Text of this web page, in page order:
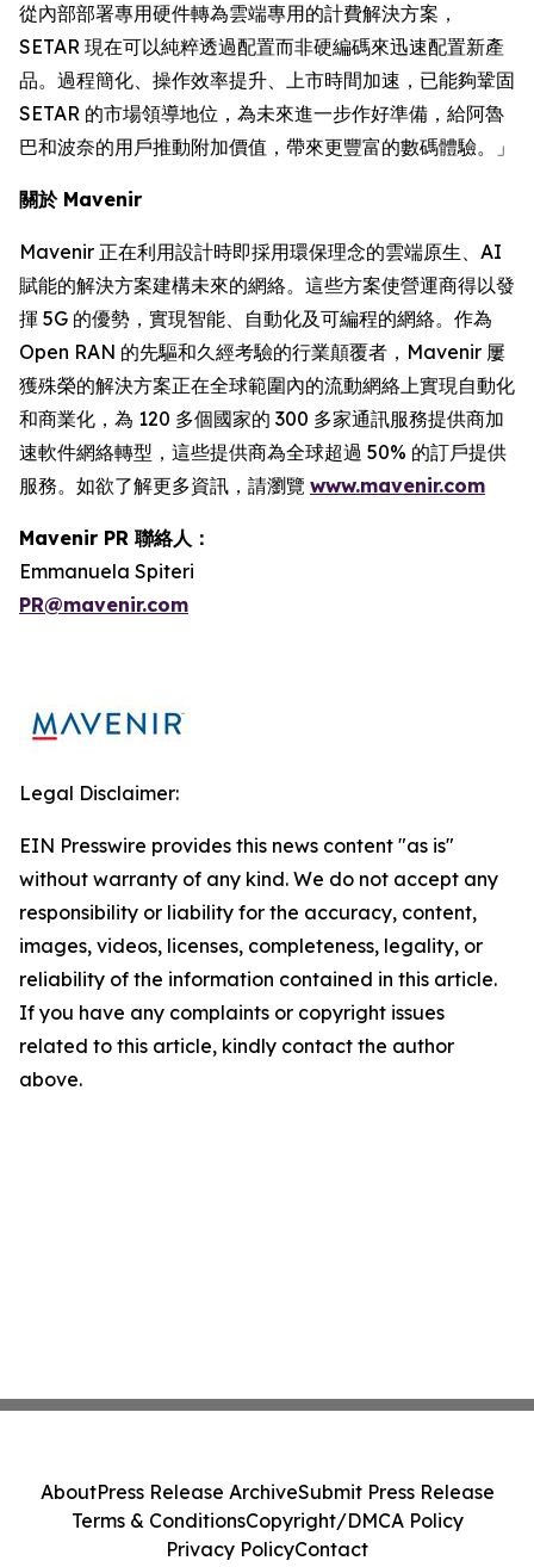
從內部部署專用硬件轉為雲端專用的計費解決方案，
SETAR 現在可以純粹透過配置而非硬編碼來迅速配置新產
品。過程簡化、操作效率提升、上市時間加速，已能夠鞏固
SETAR 的市場領導地位，為未來進一步作好準備，給阿魯
巴和波奈的用戶推動附加價值，帶來更豐富的數碼體驗。」
關於 Mavenir
Mavenir 正在利用設計時即採用環保理念的雲端原生、AI
賦能的解決方案建構未來的網絡。這些方案使營運商得以發
揮 5G 的優勢，實現智能、自動化及可編程的網絡。作為
Open RAN 的先驅和久經考驗的行業顛覆者，Mavenir 屢
獲殊榮的解決方案正在全球範圍內的流動網絡上實現自動化
和商業化，為 120 多個國家的 300 多家通訊服務提供商加
速軟件網絡轉型，這些提供商為全球超過 50% 的訂戶提供
服務。如欲了解更多資訊，請瀏覽 www.mavenir.com
Mavenir PR 聯絡人：
Emmanuela Spiteri
PR@mavenir.com
Legal Disclaimer:
EIN Presswire provides this news content "as is"
without warranty of any kind. We do not accept any
responsibility or liability for the accuracy, content,
images, videos, licenses, completeness, legality, or
reliability of the information contained in this article.
If you have any complaints or copyright issues
related to this article, kindly contact the author
above.
AboutPress Release ArchiveSubmit Press Release
Terms & ConditionsCopyright/DMCA Policy
Privacy PolicyContact